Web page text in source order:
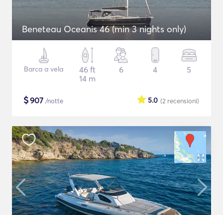
Beneteau Oceanis 46 (min 3 nights only)
Barca a vela
46 ft
14 m
6 4 5
$907 /notte (2 recensioni)
5.0